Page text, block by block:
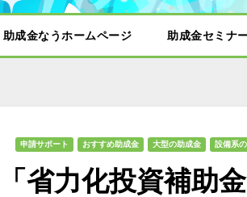
助成金なうホームページ 助成金セミナ
申請サポート おすすめ助成金 大型の助成金 設備系
「省力化投資補助